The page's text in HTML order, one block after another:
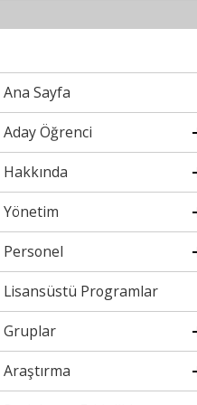
Ana Sayfa
Aday Öğrenci
Hakkında
Yönetim
Personel
Lisansüstü Programlar
Gruplar
Araştırma